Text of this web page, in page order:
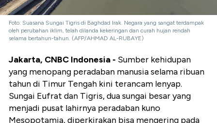
Foto: Suasana Sungai Tigris di Baghdad Irak. Negara yang sangat terdampak
oleh perubahan iklim, telah dilanda kekeringan dan curah hujan rendah
selama bertahun-tahun. (AFP/AHMAD AL-RUBAYE)
Jakarta, CNBC Indonesia - Sumber kehidupan
yang menopang peradaban manusia selama ribuan
tahun di Timur Tengah kini terancam lenyap.
Sungai Eufrat dan Tigris, dua sungai besar yang
menjadi pusat lahirnya peradaban kuno
Mesopotamia, diperkirakan bisa mengering pada